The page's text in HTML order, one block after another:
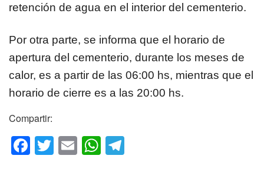
retención de agua en el interior del cementerio.
Por otra parte, se informa que el horario de
apertura del cementerio, durante los meses de
calor, es a partir de las 06:00 hs, mientras que el
horario de cierre es a las 20:00 hs.
Compartir:
F T E W